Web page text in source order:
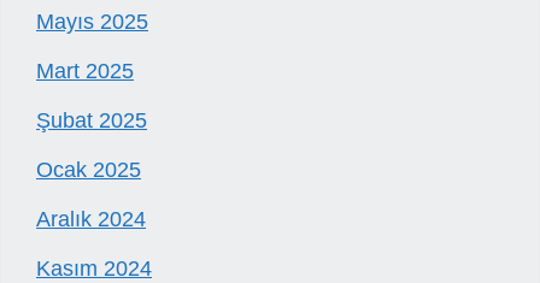
Mayıs 2025
Mart 2025
Şubat 2025
Ocak 2025
Aralık 2024
Kasım 2024